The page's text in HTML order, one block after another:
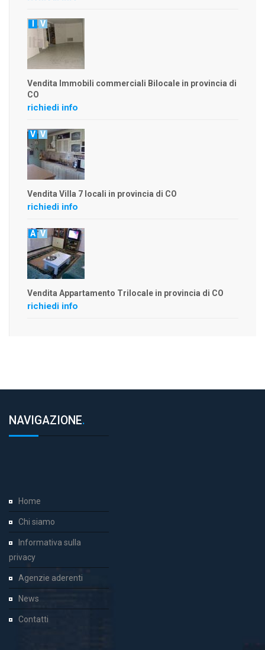
V
Vendita Immobili commerciali Bilocale in provincia di
CO
richiedi info
V V
Vendita Villa 7 locali in provincia di CO
richiedi info
A V
Vendita Appartamento Trilocale in provincia di CO
richiedi info
NAVIGAZIONE.
Home
Chi siamo
Informativa sulla
privacy
Agenzie aderenti
News
Contatti